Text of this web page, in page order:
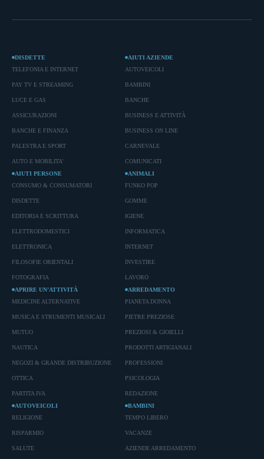
DISDETTE
TELEFONIA E INTERNET
PAY TV E STREAMING
LUCE E GAS
ASSICURAZIONI
BANCHE E FINANZA
PALESTRA E SPORT
AUTO E MOBILITA'
AIUTI AZIENDE
AUTOVEICOLI
BAMBINI
BANCHE
BUSINESS E ATTIVITÀ
BUSINESS ON LINE
CARNEVALE
COMUNICATI
AIUTI PERSONE
CONSUMO & CONSUMATORI
DISDETTE
EDITORIA E SCRITTURA
ELETTRODOMESTICI
ELETTRONICA
FILOSOFIE ORIENTALI
FOTOGRAFIA
ANIMALI
FUNKO POP
GOMME
IGIENE
INFORMATICA
INTERNET
INVESTIRE
LAVORO
APRIRE UN’ATTIVITÀ
MEDICINE ALTERNATIVE
MUSICA E STRUMENTI MUSICALI
MUTUO
NAUTICA
NEGOZI & GRANDE DISTRIBUZIONE
OTTICA
PARTITA IVA
ARREDAMENTO
PIANETA DONNA
PIETRE PREZIOSE
PREZIOSI & GIOIELLI
PRODOTTI ARTIGIANALI
PROFESSIONI
PSICOLOGIA
REDAZIONE
AUTOVEICOLI
RELIGIONE
RISPARMIO
SALUTE
BAMBINI
TEMPO LIBERO
VACANZE
AZIENDE ARREDAMENTO